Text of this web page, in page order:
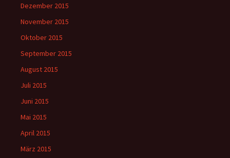
Dezember 2015
November 2015
Oktober 2015
September 2015
August 2015
Juli 2015
Juni 2015
Mai 2015
April 2015
März 2015